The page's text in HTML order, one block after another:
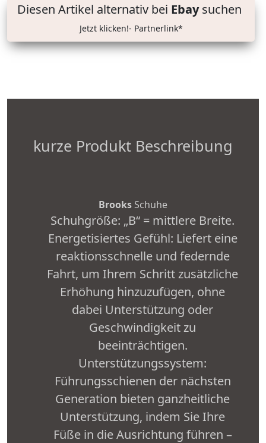
Diesen Artikel alternativ bei Ebaysuchen
Jetzt klicken!- Partnerlink*
kurze Produkt Beschreibung
Brooks Schuhe
Schuhgröße: „B“ = mittlere Breite.
Energetisiertes Gefühl: Liefert eine
reaktionsschnelle und federnde
Fahrt, um Ihrem Schritt zusätzliche
Erhöhung hinzuzufügen, ohne
dabei Unterstützung oder
Geschwindigkeit zu
beeinträchtigen.
Unterstützungssystem:
Führungsschienen der nächsten
Generation bieten ganzheitliche
Unterstützung, indem Sie Ihre
Füße in die Ausrichtung führen –